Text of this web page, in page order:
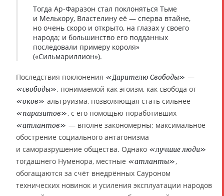
Тогда Ар-Фаразон стал поклоняться Тьме
и Мелькору, Властелину её — сперва втайне,
но очень скоро и открыто, на глазах у своего
народа; и большинство его подданных
последовали примеру короля»
(«Сильмариллион»).
Последствия поклонения «Дарителю Свободы» —
«свободы», понимаемой как эгоизм, как свобода от
«оков» альтруизма, позволяющая стать сильнее
«паразитов», с его помощью поработивших
«атлантов» — вполне закономерны; максимальное
обострение социального антагонизма
и саморазрушение общества. Однако «лучшие люди»
тогдашнего Нуменора, местные «атланты»,
обогащаются за счёт внедрённых Сауроном
технических новинок и усиления эксплуатации народов